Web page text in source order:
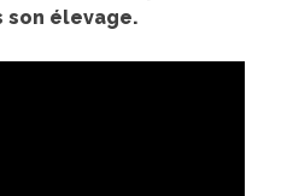
son élevage.